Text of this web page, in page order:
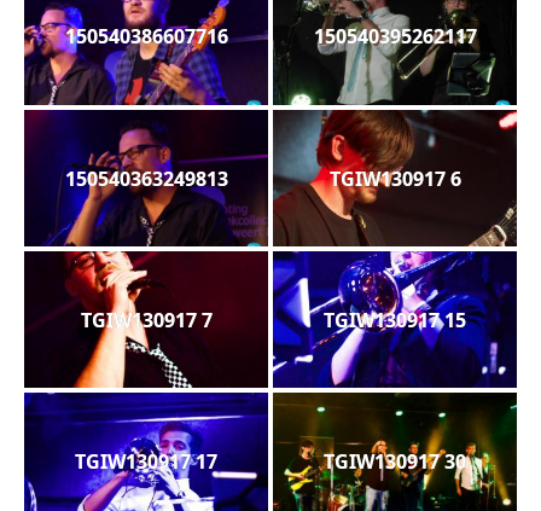
150540386607716 150540395262117
150540363249813 TGIW130917 6
TGIW130917 7 TGIW130917 15
TGIW130917 17 TGIW130917 30